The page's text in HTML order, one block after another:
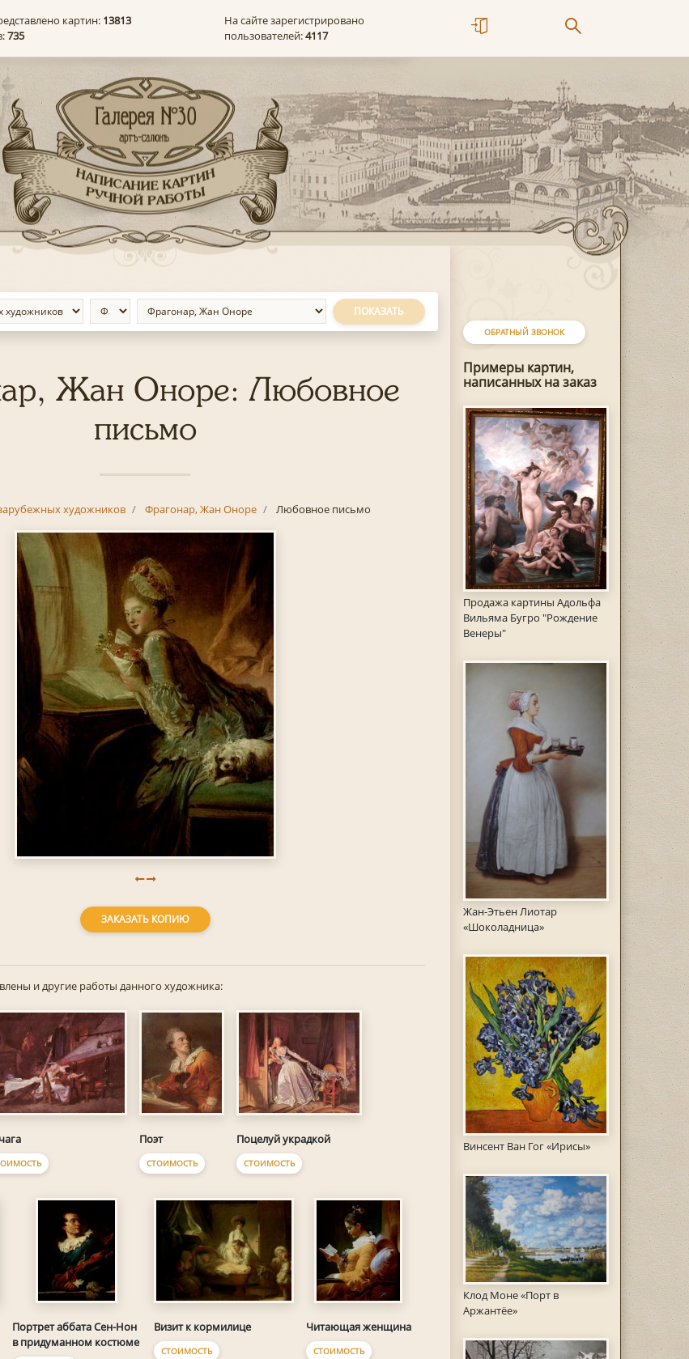
картин: 13813
735
На сайте зарегистрировано
пользователей:4117
ОБРАТНЫЙ ЗВОНОК
Примеры картин,
написанных на заказ
Продажа картины Адольфа
Вильяма Бугро "Рождение
Венеры"
Жан-Этьен Лиотар
«Шоколадница»
Винсент Ван Гог «Ирисы»
Клод Моне «Порт в
Аржантёе»
ПОКАЗАТЬ
Жан Оноре: Любовное
письмо
художников Фрагонар, Жан Оноре Любовное письмо
ЗАКАЗАТЬ КОПИЮ
и другие работы данного художника:
Поэт
СТОИМОСТЬ
Поцелуй украдкой
СТОИМОСТЬ
Портрет аббата Сен-Нон
в придуманном костюме
Визит к кормилице
СТОИМОСТЬ
Читающая женщина
СТОИМОСТЬ